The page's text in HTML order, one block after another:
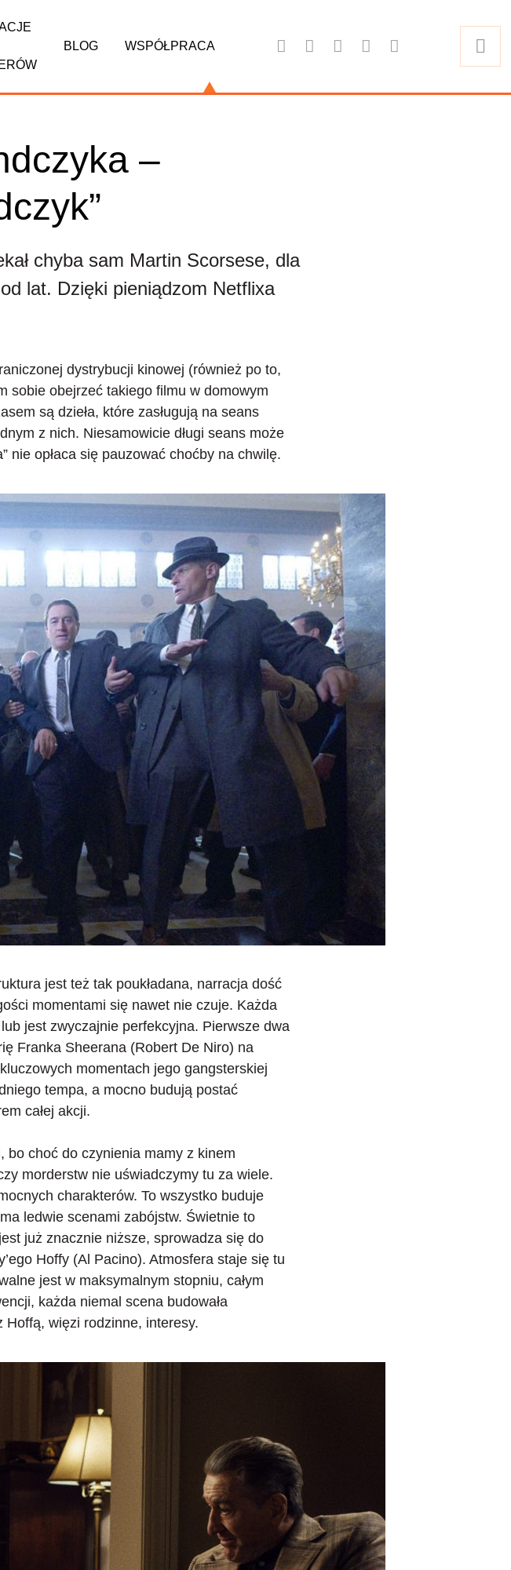
BLOG WSPÓŁPRACA
–
chyba sam Martin Scorsese, dla
lat. Dzięki pieniądzom Netflixa
dystrybucji kinowej (również po to,
sobie obejrzeć takiego filmu w domowym
są dzieła, które zasługują na seans
z nich. Niesamowicie długi seans może
nie opłaca się pauzować choćby na chwilę.
jest też tak poukładana, narracja dość
momentami się nawet nie czuje. Każda
jest zwyczajnie perfekcyjna. Pierwsze dwa
Franka Sheerana (Robert De Niro) na
momentach jego gangsterskiej
tempa, a mocno budują postać
całej akcji.
bo choć do czynienia mamy z kinem
morderstw nie uświadczymy tu za wiele.
charakterów. To wszystko buduje
ledwie scenami zabójstw. Świetnie to
już znacznie niższe, sprowadza się do
Hoffy (Al Pacino). Atmosfera staje się tu
jest w maksymalnym stopniu, całym
każda niemal scena budowała
więzi rodzinne, interesy.